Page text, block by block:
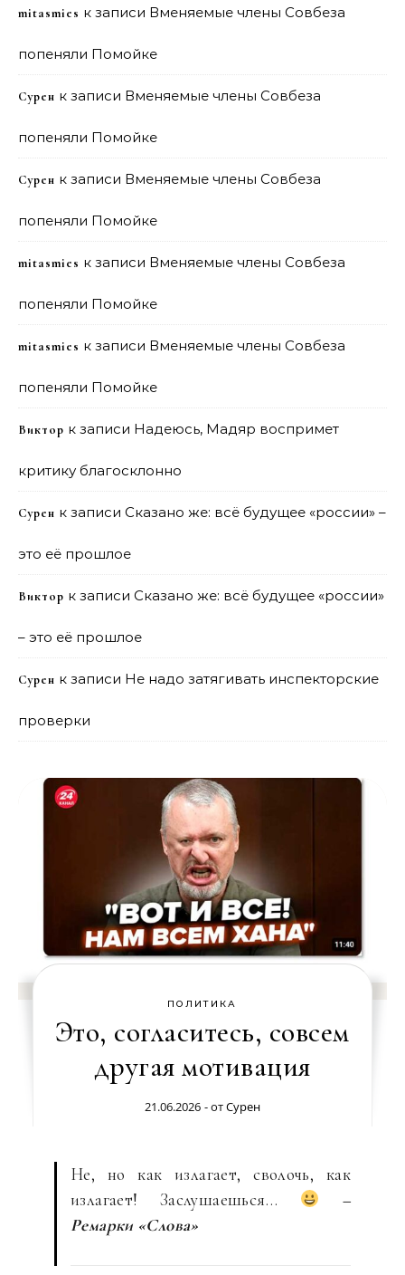
mitasmies к записи Вменяемые члены Совбеза
попеняли Помойке
Сурен к записи Вменяемые члены Совбеза
попеняли Помойке
Сурен к записи Вменяемые члены Совбеза
попеняли Помойке
mitasmies к записи Вменяемые члены Совбеза
попеняли Помойке
mitasmies к записи Вменяемые члены Совбеза
попеняли Помойке
Виктор к записи Надеюсь, Мадяр воспримет
критику благосклонно
Сурен к записи Сказано же: всё будущее «россии» –
это её прошлое
Виктор к записи Сказано же: всё будущее «россии»
– это её прошлое
Сурен к записи Не надо затягивать инспекторские
проверки
ПОЛИТИКА
Это, согласитесь, совсем
другая мотивация
21.06.2026 - отСурен
Не, но как излагает, сволочь, как
излагает! Заслушаешься…
–
Ремарки «Слова»